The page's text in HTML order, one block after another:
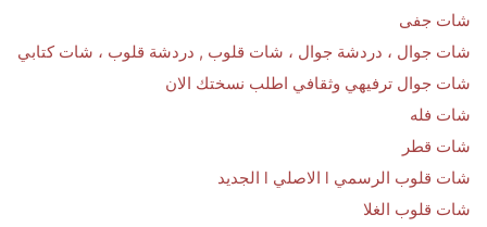
شات جفى
شات جوال ، دردشة جوال ، شات قلوب , دردشة قلوب ، شات كتابي
شات جوال ترفيهي وثقافي اطلب نسختك الان
شات فله
شات قطر
شات قلوب الرسمي l الاصلي l الجديد
شات قلوب الغلا